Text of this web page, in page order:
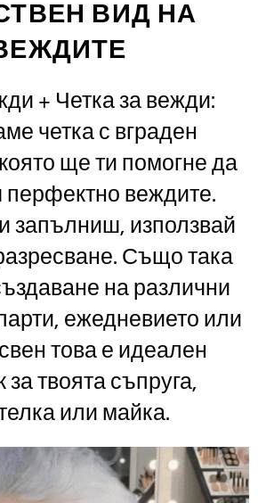
ВИД НА
+ Четка за вежди:
четка с вграден
ще ти помогне да
веждите.
запълниш, използвай
Също така
на различни
ежедневието или
това е идеален
за твоята съпруга,
или майка.